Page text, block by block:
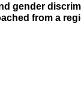
gender
from a